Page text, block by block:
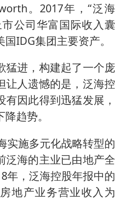
。2017年，“泛海
公司华富国际收入囊
IDG集团主要资产。
猛进，构建起了一个庞
让人遗憾的是，泛海控
有因此得到迅猛发展，
趋势。
实施多元化战略转型的
泛海的主业已由地产全
年，泛海控股年报中的
地产业务营业收入为